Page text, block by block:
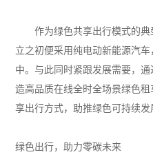
作为绿色共享出行模式的
立之初便采用纯电动新能源汽
中。与此同时紧跟发展需要，
造高品质在线全时全场景绿色
享出行方式，助推绿色可持续发
绿色出行，助力零碳未来